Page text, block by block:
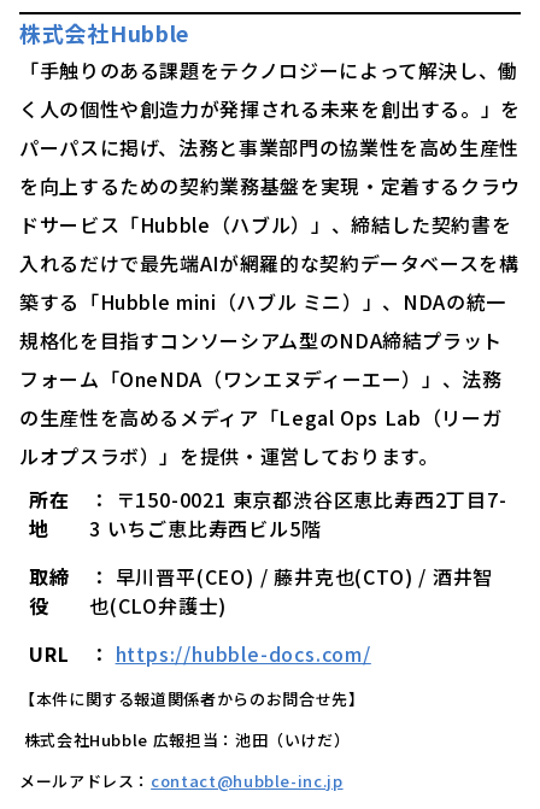
株式会社Hubble
「手触りのある課題をテクノロジーによって解決し、働
く人の個性や創造力が発揮される未来を創出する。」を
パーパスに掲げ、法務と事業部門の協業性を高め生産性
を向上するための契約業務基盤を実現・定着するクラウ
ドサービス「Hubble（ハブル）」、締結した契約書を
入れるだけで最先端AIが網羅的な契約データベースを構
築する「Hubble mini（ハブル ミニ）」、NDAの統一
規格化を目指すコンソーシアム型のNDA締結プラット
フォーム「OneNDA（ワンエヌディーエー）」、法務
の生産性を高めるメディア「Legal Ops Lab（リーガ
ルオプスラボ）」を提供・運営しております。
所在
地
： 〒150-0021 東京都渋谷区恵比寿西2丁目7-
3 いちご恵比寿西ビル5階
取締
役
： 早川晋平(CEO) / 藤井克也(CTO) / 酒井智
也(CLO弁護士)
URL
： https://hubble-docs.com/
【本件に関する報道関係者からのお問合せ先】
株式会社Hubble 広報担当：池田（いけだ）
メールアドレス： contact@hubble-inc.jp